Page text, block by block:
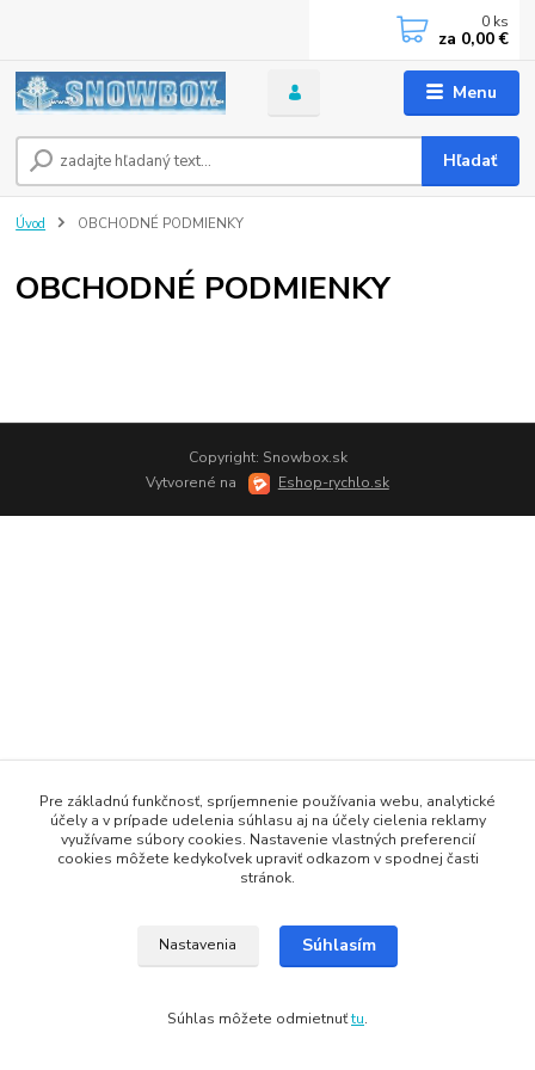
Menu
Hľadať
0 ks
za 0,00 €
Úvod OBCHODNÉ PODMIENKY
OBCHODNÉ PODMIENKY
Copyright: Snowbox.sk
Vytvorené na
Eshop-rychlo.sk
Pre základnú funkčnosť, spríjemnenie používania webu, analytické
účely a v prípade udelenia súhlasu aj na účely cielenia reklamy
využívame súbory cookies. Nastavenie vlastných preferencií
cookies môžete kedykoľvek upraviť odkazom v spodnej časti
stránok.
Nastavenia Súhlasím
Súhlas môžete odmietnuťtu.